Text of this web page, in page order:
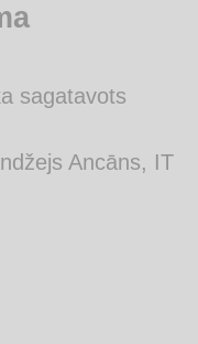
sagatavots
Ancāns, IT